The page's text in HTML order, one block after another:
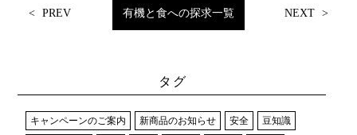
< PREV 有機と食への探求一覧 NEXT >
タグ
キャンペーンのご案内 新商品のお知らせ 安全 豆知識